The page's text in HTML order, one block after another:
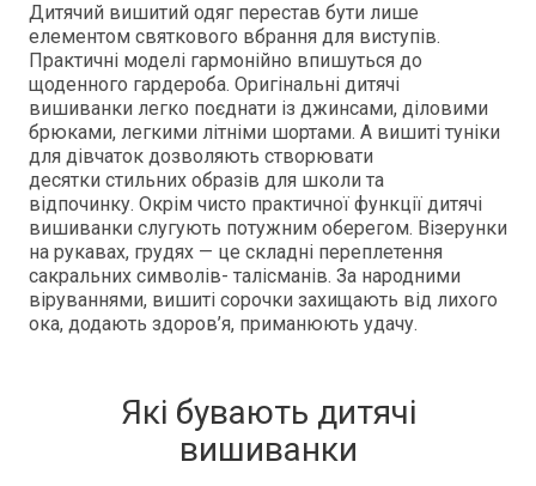
Дитячий вишитий одяг перестав бути лише
елементом святкового вбрання для виступів.
Практичні моделі гармонійно впишуться до
щоденного гардероба. Оригінальні дитячі
вишиванки легко поєднати із джинсами, діловими
брюками, легкими літніми шортами. А вишиті туніки
для дівчаток дозволяють створювати
десятки стильних образів для школи та
відпочинку. Окрім чисто практичної функції дитячі
вишиванки слугують потужним оберегом. Візерунки
на рукавах, грудях — це складні переплетення
сакральних символів- талісманів. За народними
віруваннями, вишиті сорочки захищають від лихого
ока, додають здоров’я, приманюють удачу.
Які бувають дитячі
вишиванки